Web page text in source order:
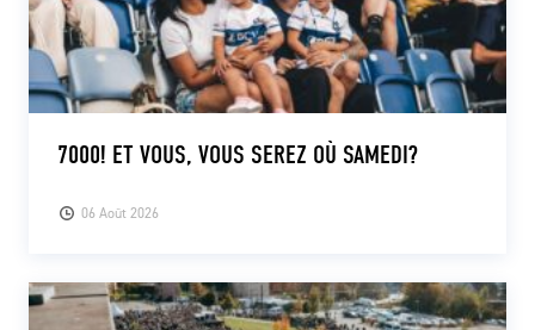
06 Août 2026
7000! ET VOUS, VOUS SEREZ OÙ SAMEDI?